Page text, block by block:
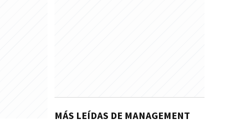
MÁS LEÍDAS DE MANAGEMENT